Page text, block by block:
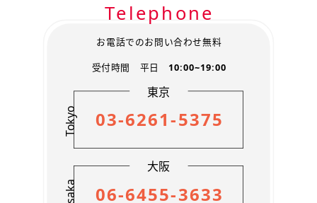
撮影業務などに際し、外部委託のスタッフ・企業に必要
な範囲で業務の一部を委託することがあります。 その際
協力会社に必要な範囲で保護措置を講じたうえで業務の
弊社求人募集にご応募頂いた方や、登録スタッフの個人
情報は、面接のご案内および選考結果・弊社からの資料
送付・各種確認連絡作業を行う際に利用します。
お客様から個人情報に関し、開示、訂正、削除、利用停
止等の要求をいただいた場合、所定の請求手続きにより、
【3】外部への個人情報開示に関して
下記の場合、お客様の個人情報を関係省庁へ開示いたし
Telephone
お電話でのお問い合わせ無料
受付時間 平日 10:00~19:00
Tokyo
東京
03-6261-5375
Osaka
大阪
06-6455-3633